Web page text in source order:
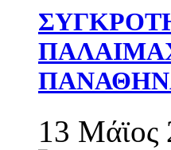
13 Μάϊος